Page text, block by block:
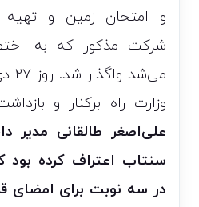
و امتحان زمین و
شرکت مذکور که به
وزارت راه برکنار و
علی‌اصغر طالقانی
سنتاب اعتراف کرده بود
در سه نوبت برای امضای